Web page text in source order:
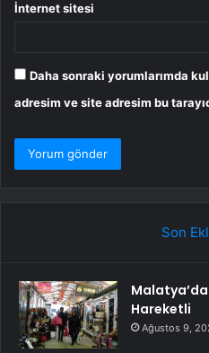
İnternet sitesi
Daha sonraki yorumlarımda
adresim ve site adresim bu
Son
Hareketli
Ağustos 9,